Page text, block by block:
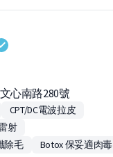
心南路280號
CPT/DC電波拉皮
射
除毛
Botox 保妥適肉毒